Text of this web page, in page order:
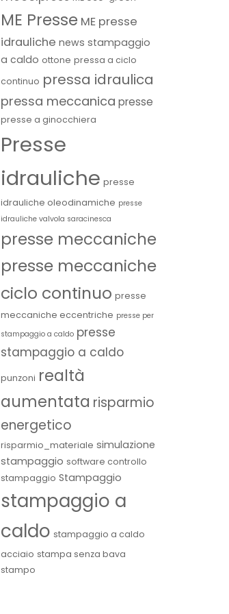
ME Presse ME presse
idrauliche news stampaggio
a caldo ottone pressa a ciclo
continuo pressa idraulica
pressa meccanica presse
presse a ginocchiera
Presse
idrauliche presse
idrauliche oleodinamiche presse
idrauliche valvola saracinesca
presse meccaniche
presse meccaniche
ciclo continuo presse
meccaniche eccentriche presse per
stampaggio a caldo presse
stampaggio a caldo
punzoni realtà
aumentata risparmio
energetico
risparmio_materiale simulazione
stampaggio software controllo
stampaggio Stampaggio
stampaggio a
caldo stampaggio a caldo
acciaio stampa senza bava
stampo